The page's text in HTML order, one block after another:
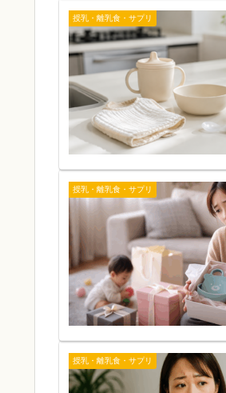
授乳・離乳食・サプリ
授乳・離乳食・サプリ
授乳・離乳食・サプリ